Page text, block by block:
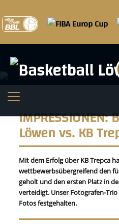
Löwen vs. KB
Mit dem Erfolg über KB Trepca
wettbewerbsübergreifend den
geholt und den ersten Platz in
verteidigt. Unser Fotografen-
Fotos festgehalten.